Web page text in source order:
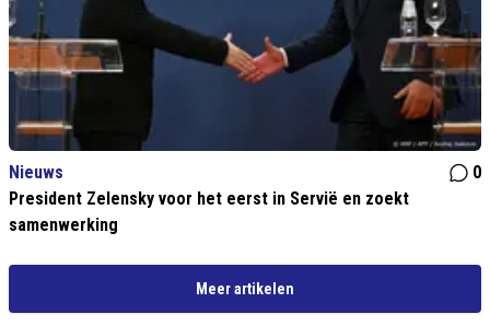
Nieuws
0
President Zelensky voor het eerst in Servië en zoekt
samenwerking
Meer artikelen